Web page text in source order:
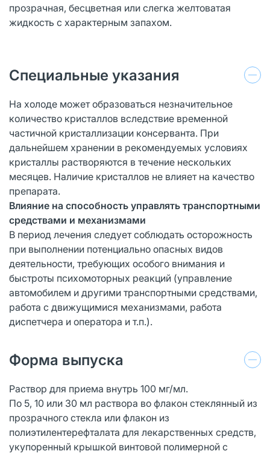
прозрачная, бесцветная или слегка желтоватая
жидкость с характерным запахом.
Специальные указания
На холоде может образоваться незначительное
количество кристаллов вследствие временной
частичной кристаллизации консерванта. При
дальнейшем хранении в рекомендуемых условиях
кристаллы растворяются в течение нескольких
месяцев. Наличие кристаллов не влияет на качество
препарата.
Влияние на способность управлять транспортными
средствами и механизмами
В период лечения следует соблюдать осторожность
при выполнении потенциально опасных видов
деятельности, требующих особого внимания и
быстроты психомоторных реакций (управление
автомобилем и другими транспортными средствами,
работа с движущимися механизмами, работа
диспетчера и оператора и т.п.).
Форма выпуска
Раствор для приема внутрь 100 мг/мл.
По 5, 10 или 30 мл раствора во флакон стеклянный из
прозрачного стекла или флакон из
полиэтилентерефталата для лекарственных средств,
укупоренный крышкой винтовой полимерной с